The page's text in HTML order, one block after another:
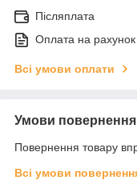
Післяплата
Оплата на рахунок
Всі умови оплати
Умови повернення
Повернення товару
Всі умови